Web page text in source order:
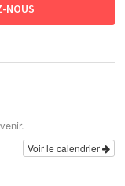
NOUS
Voir le calendrier